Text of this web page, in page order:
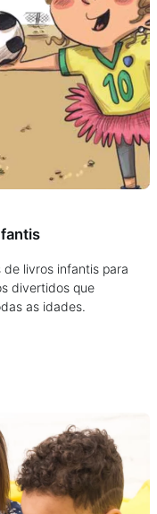
livros infantis para
divertidos que
as idades.